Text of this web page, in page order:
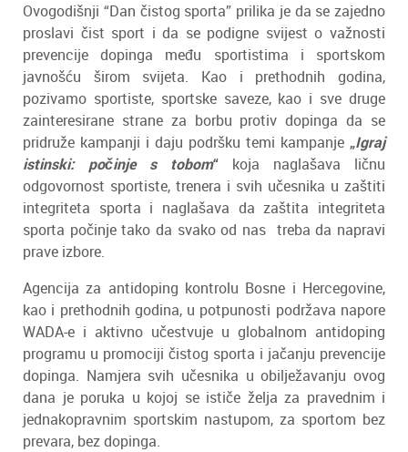
Ovogodišnji “Dan čistog sporta” prilika je da se zajedno
proslavi čist sport i da se podigne svijest o važnosti
prevencije dopinga među sportistima i sportskom
javnošću širom svijeta. Kao i prethodnih godina,
pozivamo sportiste, sportske saveze, kao i sve druge
zainteresirane strane za borbu protiv dopinga da se
pridruže kampanji i daju podršku temi kampanje „Igraj
istinski: počinje s tobom“ koja naglašava ličnu
odgovornost sportiste, trenera i svih učesnika u zaštiti
integriteta sporta i naglašava da zaštita integriteta
sporta počinje tako da svako od nas treba da napravi
prave izbore.
Agencija za antidoping kontrolu Bosne i Hercegovine,
kao i prethodnih godina, u potpunosti podržava napore
WADA-e i aktivno učestvuje u globalnom antidoping
programu u promociji čistog sporta i jačanju prevencije
dopinga. Namjera svih učesnika u obilježavanju ovog
dana je poruka u kojoj se ističe želja za pravednim i
jednakopravnim sportskim nastupom, za sportom bez
prevara, bez dopinga.